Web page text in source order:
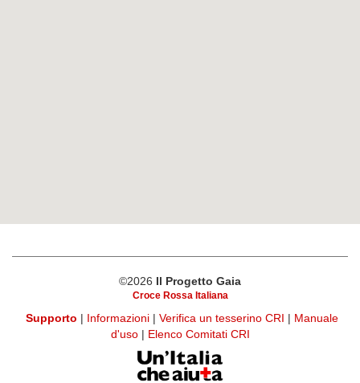
©2026 Il Progetto Gaia
Croce Rossa Italiana
Supporto | Informazioni | Verifica un tesserino CRI | Manuale
d'uso | Elenco Comitati CRI